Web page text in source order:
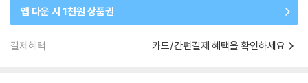
앱 다운 시 1천원 상품권
결제혜택 카드/간편결제 혜택을 확인하세요